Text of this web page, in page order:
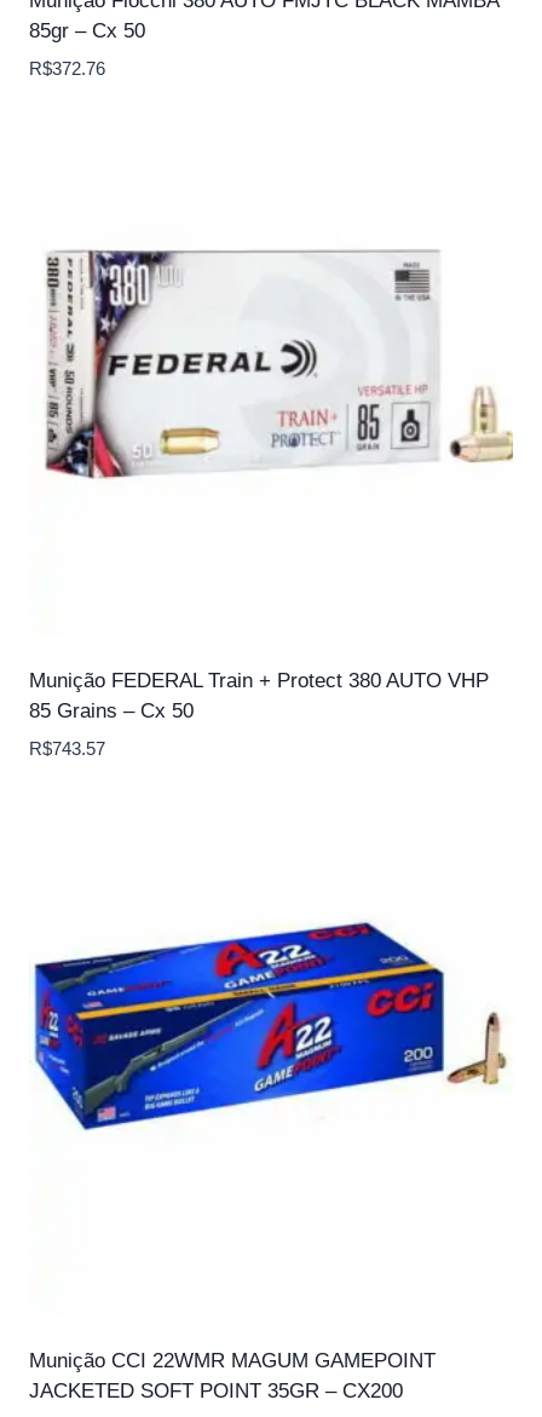
85gr – Cx 50
R$372.76
Munição FEDERAL Train + Protect 380 AUTO VHP
85 Grains – Cx 50
R$743.57
Munição CCI 22WMR MAGUM GAMEPOINT
JACKETED SOFT POINT 35GR – CX200